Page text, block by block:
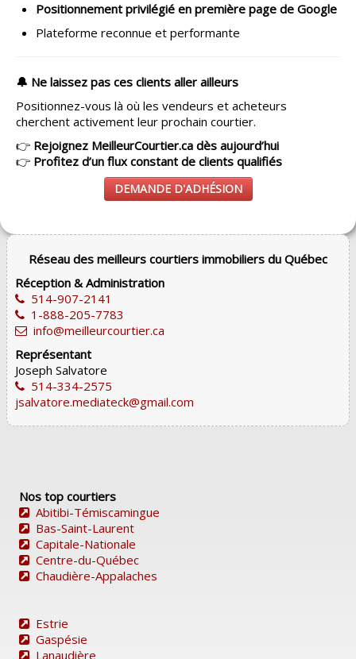
Positionnement privilégié en première page de Google
Plateforme reconnue et performante
🔔 Ne laissez pas ces clients aller ailleurs
Positionnez-vous là où les vendeurs et acheteurs
cherchent activement leur prochain courtier.
👉 Rejoignez MeilleurCourtier.ca dès aujourd’hui
👉 Profitez d’un flux constant de clients qualifiés
DEMANDE D'ADHÉSION
Réseau des meilleurs courtiers immobiliers du Québec
Réception & Administration
514-907-2141
1-888-205-7783
info@meilleurcourtier.ca
Représentant
Joseph Salvatore
514-334-2575
jsalvatore.mediateck@gmail.com
Nos top courtiers
Abitibi-Témiscamingue
Bas-Saint-Laurent
Capitale-Nationale
Centre-du-Québec
Chaudière-Appalaches
Estrie
Gaspésie
Lanaudière